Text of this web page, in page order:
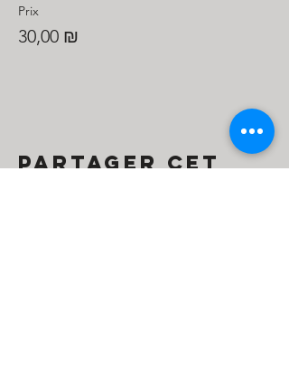
Prix
30,00 ₪
Partager cet